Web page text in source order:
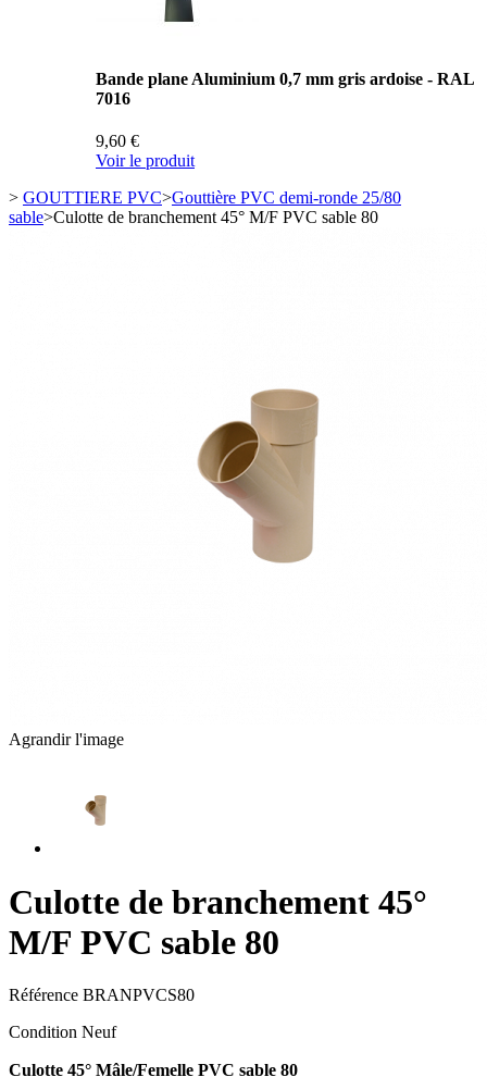
Bande plane Aluminium 0,7 mm gris ardoise - RAL
7016
9,60 €
Voir le produit
> GOUTTIERE PVC>Gouttière PVC demi-ronde 25/80
sable>Culotte de branchement 45° M/F PVC sable 80
Agrandir l'image
Culotte de branchement 45°
M/F PVC sable 80
Référence BRANPVCS80
Condition Neuf
Culotte 45° Mâle/Femelle PVC sable 80